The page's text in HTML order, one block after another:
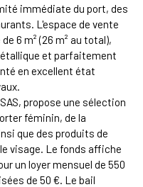
immédiate du port, des
L'espace de vente
6 m² (26 m² au total),
et parfaitement
en excellent état
propose une sélection
féminin, de la
que des produits de
visage. Le fonds affiche
un loyer mensuel de 550
de 50 €. Le bail